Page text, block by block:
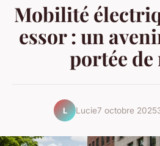
Mobilité
essor : un
portée de
L Lucie7 octobre 2025